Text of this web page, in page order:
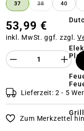
37 38(DIESE40
53,99 €
inkl. MwSt. ggf. zzgl.
Produkt
Lieferzeit: 2 - 5
Zum Merkzettel